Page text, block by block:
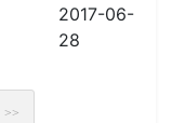
2017-06-
28
>>